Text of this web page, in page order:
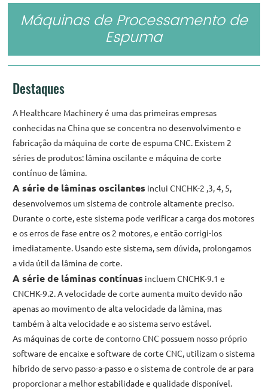
Máquinas de Processamento de
Espuma
Destaques
A Healthcare Machinery é uma das primeiras empresas
conhecidas na China que se concentra no desenvolvimento e
fabricação da máquina de corte de espuma CNC. Existem 2
séries de produtos: lâmina oscilante e máquina de corte
contínuo de lâmina.
A série de lâminas oscilantes inclui CNCHK-2 ,3, 4, 5,
desenvolvemos um sistema de controle altamente preciso.
Durante o corte, este sistema pode verificar a carga dos motores
e os erros de fase entre os 2 motores, e então corrigi-los
imediatamente. Usando este sistema, sem dúvida, prolongamos
a vida útil da lâmina de corte.
A série de láminas contínuas incluem CNCHK-9.1 e
CNCHK-9.2. A velocidade de corte aumenta muito devido não
apenas ao movimento de alta velocidade da lâmina, mas
também à alta velocidade e ao sistema servo estável.
As máquinas de corte de contorno CNC possuem nosso próprio
software de encaixe e software de corte CNC, utilizam o sistema
híbrido de servo passo-a-passo e o sistema de controle de ar para
proporcionar a melhor estabilidade e qualidade disponível.